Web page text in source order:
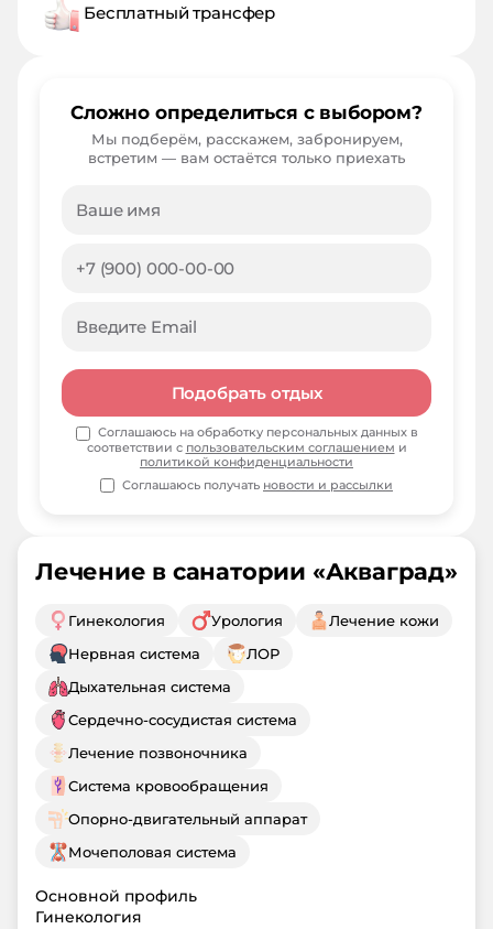
Лечение в санатории «Акваград»
Гинекология Урология
Лечение кожи
Нервная система
ЛОР
Дыхательная система
Сердечно-сосудистая система
Лечение позвоночника
Система кровообращения
Опорно-двигательный аппарат
Мочеполовая система
Основной профиль
Гинекология
Бесплатный трансфер
Сложно определиться с выбором?
Мы подберём, расскажем, забронируем,
встретим — вам остаётся только приехать
Подобрать отдых
Соглашаюсь на обработку персональных данных в
соответствии с пользовательским соглашением и
политикой конфиденциальности
Соглашаюсь получать новости и рассылки